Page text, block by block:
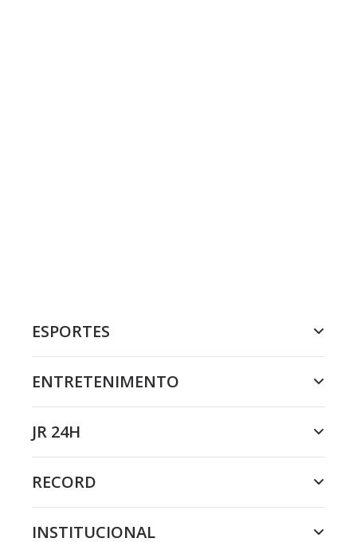
ESPORTES
ENTRETENIMENTO
JR 24H
RECORD
INSTITUCIONAL